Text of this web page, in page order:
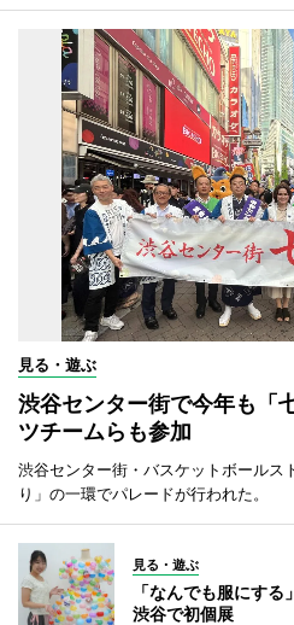
見る・遊ぶ
渋谷センター街で今年も
ツチームらも参加
渋谷センター街・バスケットボールス
り」の一環でパレードが行われた。
見る・遊ぶ
「なんでも服にする
渋谷で初個展